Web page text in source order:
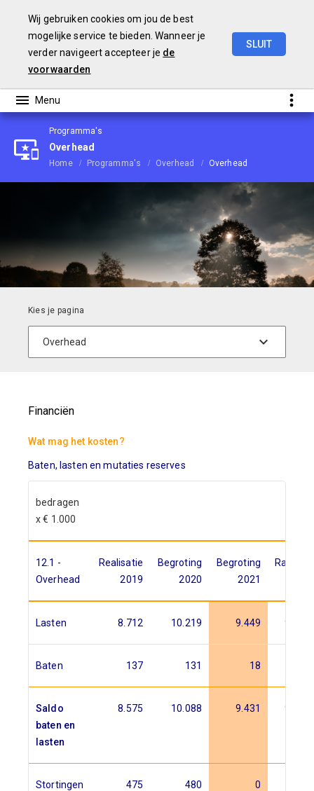
Programma's
Overhead
Home Programma's Overhead Overhead
Financiën
Wat mag het kosten?
Baten, lasten en mutaties reserves
bedragen
x € 1.000
12.1 -
Overhead
Realisatie
2019
Begroting
2020
Begroting
2021
Raming
Lasten 8.712 10.219 9.449 9.886
Baten 137 131 18
Saldo
baten en
lasten
8.575 10.088 9.431 9.868
Stortingen
475 480 0
Wij gebruiken cookies om jou de best
mogelijke service te bieden. Wanneer je
verder navigeert accepteer je de
voorwaarden
SLUIT